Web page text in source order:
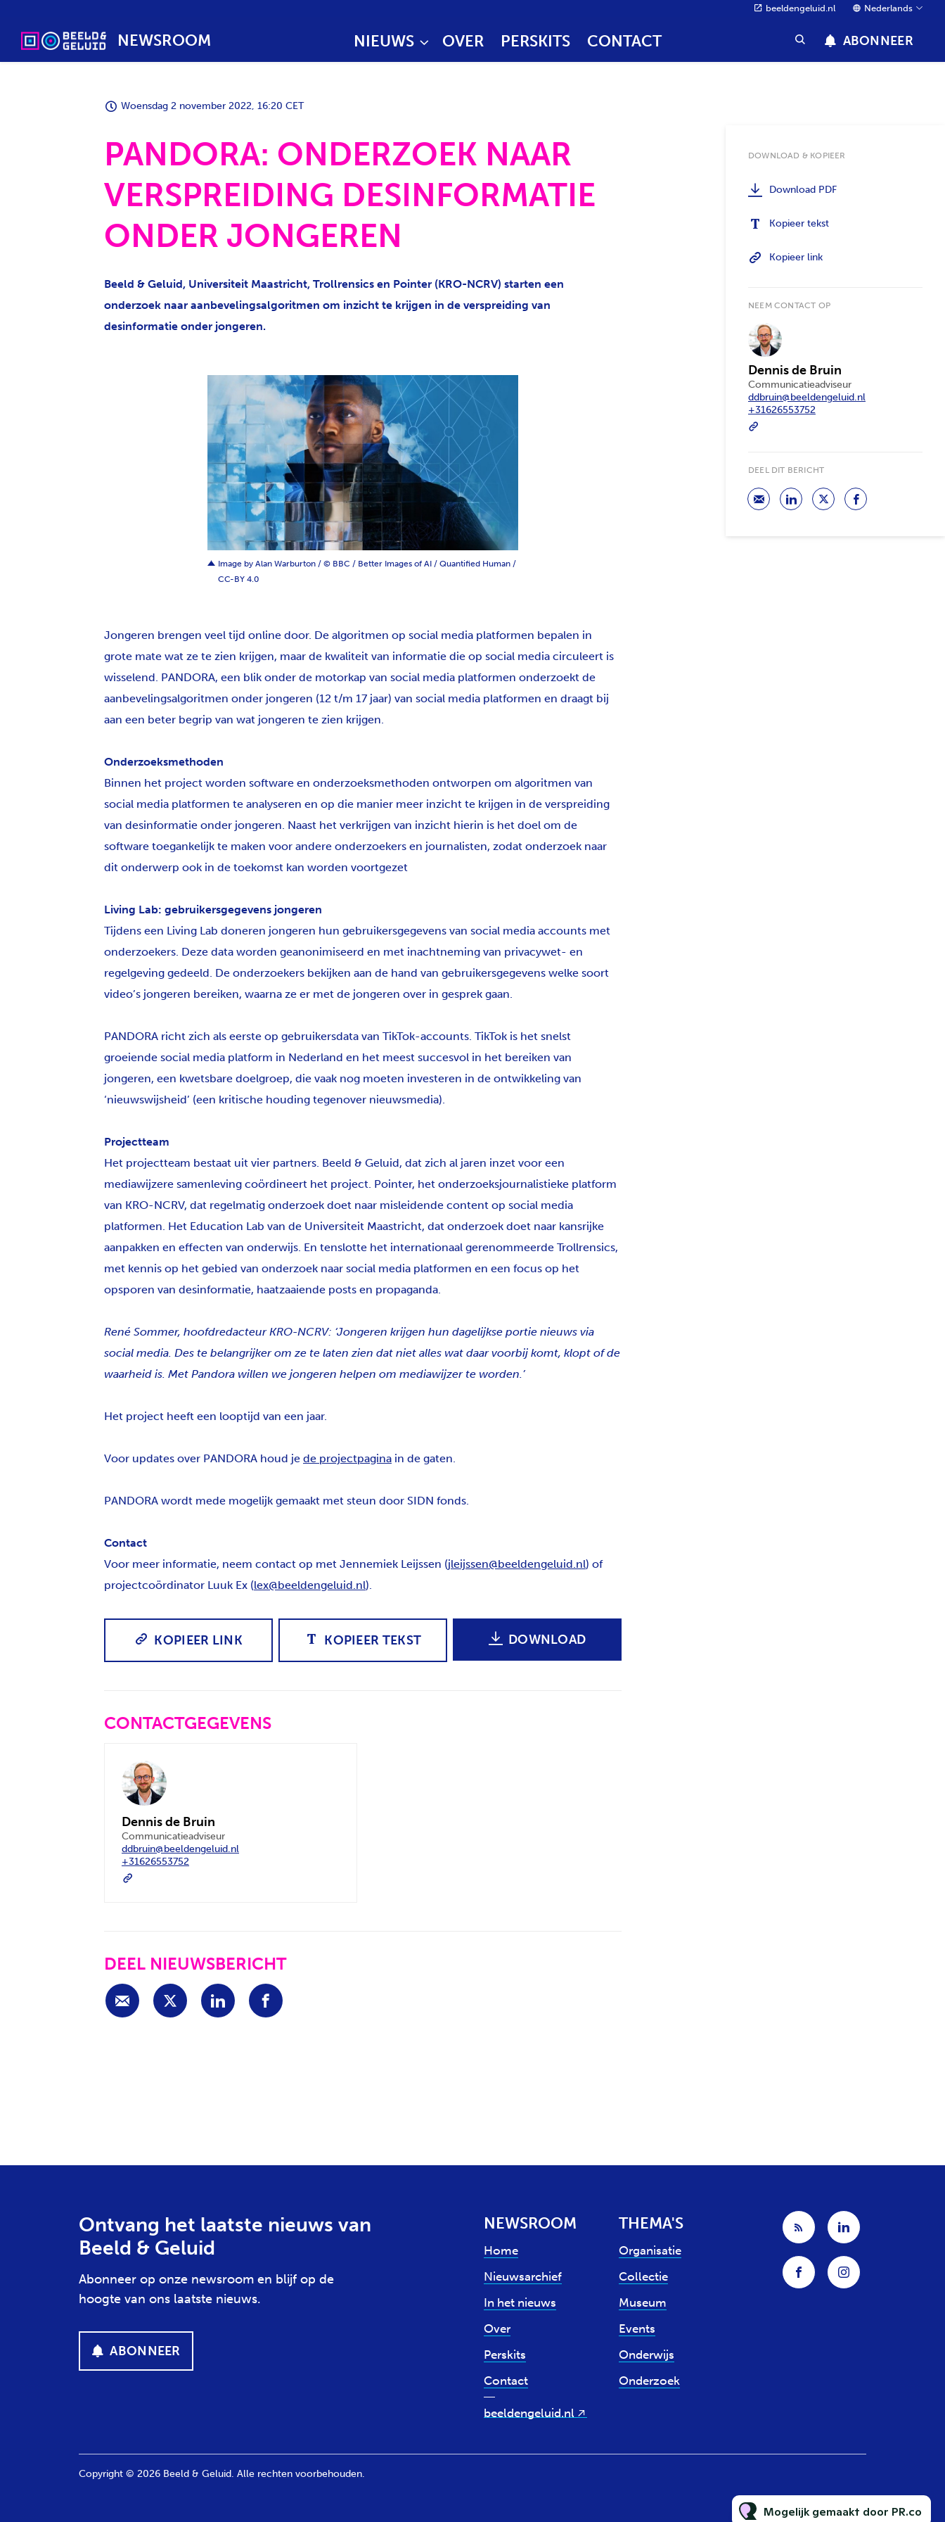
beeldengeluid.nl Nederlands
NEWSROOM NIEUWS OVER PERSKITS CONTACT ABONNEER
Woensdag 2 november 2022, 16:20 CET
PANDORA: ONDERZOEK NAAR
VERSPREIDING DESINFORMATIE
ONDER JONGEREN
Beeld & Geluid, Universiteit Maastricht, Trollrensics en Pointer (KRO-NCRV) starten een
onderzoek naar aanbevelingsalgoritmen om inzicht te krijgen in de verspreiding van
desinformatie onder jongeren.
Image by Alan Warburton / © BBC / Better Images of AI / Quantified Human /
CC-BY 4.0
Jongeren brengen veel tijd online door. De algoritmen op social media platformen bepalen in
grote mate wat ze te zien krijgen, maar de kwaliteit van informatie die op social media circuleert is
wisselend. PANDORA, een blik onder de motorkap van social media platformen onderzoekt de
aanbevelingsalgoritmen onder jongeren (12 t/m 17 jaar) van social media platformen en draagt bij
aan een beter begrip van wat jongeren te zien krijgen.
Onderzoeksmethoden
Binnen het project worden software en onderzoeksmethoden ontworpen om algoritmen van
social media platformen te analyseren en op die manier meer inzicht te krijgen in de verspreiding
van desinformatie onder jongeren. Naast het verkrijgen van inzicht hierin is het doel om de
software toegankelijk te maken voor andere onderzoekers en journalisten, zodat onderzoek naar
dit onderwerp ook in de toekomst kan worden voortgezet
Living Lab: gebruikersgegevens jongeren
Tijdens een Living Lab doneren jongeren hun gebruikersgegevens van social media accounts met
onderzoekers. Deze data worden geanonimiseerd en met inachtneming van privacywet- en
regelgeving gedeeld. De onderzoekers bekijken aan de hand van gebruikersgegevens welke soort
video’s jongeren bereiken, waarna ze er met de jongeren over in gesprek gaan.
PANDORA richt zich als eerste op gebruikersdata van TikTok-accounts. TikTok is het snelst
groeiende social media platform in Nederland en het meest succesvol in het bereiken van
jongeren, een kwetsbare doelgroep, die vaak nog moeten investeren in de ontwikkeling van
‘nieuwswijsheid’ (een kritische houding tegenover nieuwsmedia).
Projectteam
Het projectteam bestaat uit vier partners. Beeld & Geluid, dat zich al jaren inzet voor een
mediawijzere samenleving coördineert het project. Pointer, het onderzoeksjournalistieke platform
van KRO-NCRV, dat regelmatig onderzoek doet naar misleidende content op social media
platformen. Het Education Lab van de Universiteit Maastricht, dat onderzoek doet naar kansrijke
aanpakken en effecten van onderwijs. En tenslotte het internationaal gerenommeerde Trollrensics,
met kennis op het gebied van onderzoek naar social media platformen en een focus op het
opsporen van desinformatie, haatzaaiende posts en propaganda.
René Sommer, hoofdredacteur KRO-NCRV: ‘Jongeren krijgen hun dagelijkse portie nieuws via
social media. Des te belangrijker om ze te laten zien dat niet alles wat daar voorbij komt, klopt of de
waarheid is. Met Pandora willen we jongeren helpen om mediawijzer te worden.’
Het project heeft een looptijd van een jaar.
Voor updates over PANDORA houd je de projectpagina in de gaten.
PANDORA wordt mede mogelijk gemaakt met steun door SIDN fonds.
Contact
Voor meer informatie, neem contact op met Jennemiek Leijssen (jleijssen@beeldengeluid.nl) of
projectcoördinator Luuk Ex (lex@beeldengeluid.nl).
KOPIEER LINK KOPIEER TEKST DOWNLOAD
CONTACTGEGEVENS
Dennis de Bruin
Communicatieadviseur
ddbruin@beeldengeluid.nl
+31626553752
DEEL NIEUWSBERICHT
DOWNLOAD & KOPIEER
Download PDF
Kopieer tekst
Kopieer link
NEEM CONTACT OP
Dennis de Bruin
Communicatieadviseur
ddbruin@beeldengeluid.nl
+31626553752
DEEL DIT BERICHT
Ontvang het laatste nieuws van
Beeld & Geluid
Abonneer op onze newsroom en blijf op de
hoogte van ons laatste nieuws.
ABONNEER
NEWSROOM
Home
Nieuwsarchief
In het nieuws
Over
Perskits
Contact
beeldengeluid.nl
THEMA'S
Organisatie
Collectie
Museum
Events
Onderwijs
Onderzoek
Copyright © 2026 Beeld & Geluid. Alle rechten voorbehouden.
Mogelijk gemaakt door PR.co